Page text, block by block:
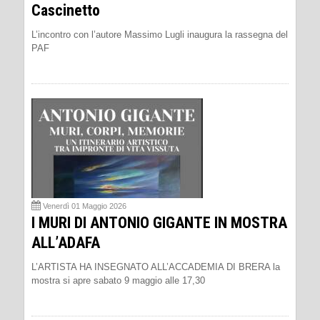
Cascinetto
L’incontro con l’autore Massimo Lugli inaugura la rassegna del
PAF
Venerdì 01 Maggio 2026
I MURI DI ANTONIO GIGANTE IN MOSTRA
ALL’ADAFA
L’ARTISTA HA INSEGNATO ALL’ACCADEMIA DI BRERA la
mostra si apre sabato 9 maggio alle 17,30